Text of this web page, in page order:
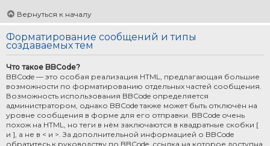
Вернуться к началу
Форматирование сообщений и типы
создаваемых тем
Что такое BBCode?
BBCode — это особая реализация HTML, предлагающая большие
возможности по форматированию отдельных частей сообщения.
Возможность использования BBCode определяется
администратором, однако BBCode также может быть отключён на
уровне сообщения в форме для его отправки. BBCode очень
похож на HTML, но теги в нём заключаются в квадратные скобки [
и ], а не в < и >. За дополнительной информацией о BBCode
обратитесь к руководству по BBCode, ссылка на которое доступна